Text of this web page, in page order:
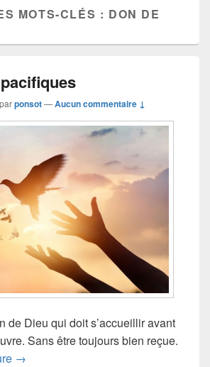
MOTS-CLÉS : DON DE
parponsot—Aucun commentaire ↓
de Dieu qui doit s’accueillir avant
Sans être toujours bien reçue.
La paix des pacifiques
→